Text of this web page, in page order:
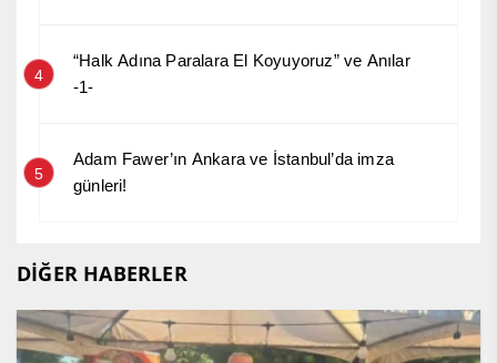
4
“Halk Adına Paralara El Koyuyoruz” ve Anılar
-1-
5
Adam Fawer’ın Ankara ve İstanbul’da imza
günleri!
DİĞER HABERLER